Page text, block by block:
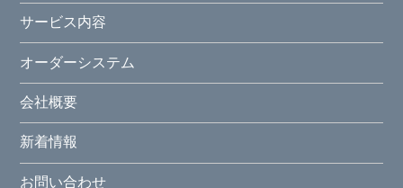
サービス内容
オーダーシステム
会社概要
新着情報
お問い合わせ